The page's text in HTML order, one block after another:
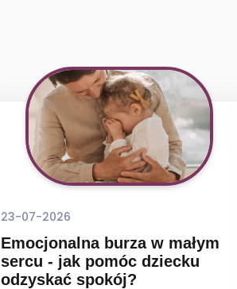
23-07-2026
Emocjonalna burza w małym
sercu - jak pomóc dziecku
odzyskać spokój?